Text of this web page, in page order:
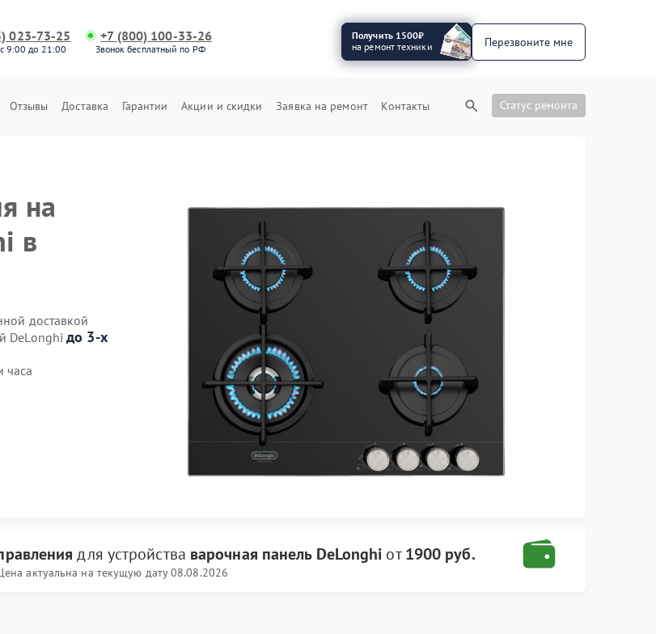
023-73-25
9:00 до 21:00
+7 (800) 100-33-26
Звонок бесплатный по РФ
Получить 1500₽
на ремонт техники
Перезвоните мне
Отзывы Доставка Гарантии Акции и скидки Заявка на ремонт Контакты Статус ремонта
на
в
доставкой
DeLonghiдо 3-х
часа
для устройства варочная панель DeLonghi от1900 руб.
актуальна на текущую дату 08.08.2026